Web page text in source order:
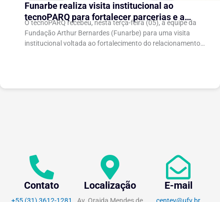
Funarbe realiza visita institucional ao
tecnoPARQ para fortalecer parcerias e a
gestão da inovação
O tecnoPARQ recebeu, nesta terça-feira (05), a equipe da
Fundação Arthur Bernardes (Funarbe) para uma visita
institucional voltada ao fortalecimento do relacionamento
Contato Localização E-mail